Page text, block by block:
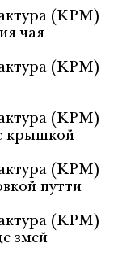
(KPM)
чая
(KPM)
(KPM)
крышкой
(KPM)
путти
(KPM)
змей